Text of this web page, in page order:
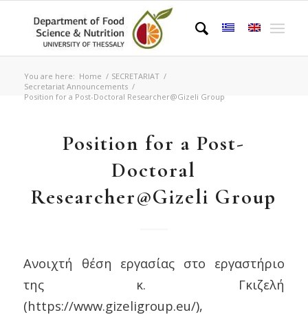
You are here: Home / SECRETARIAT /
Secretariat Announcements /
Position for a Post-Doctoral Researcher@Gizeli Group
Position for a Post-
Doctoral
Researcher@Gizeli Group
Ανοιχτή θέση εργασίας στο εργαστήριο
της κ. Γκιζελή
(https://www.gizeligroup.eu/),